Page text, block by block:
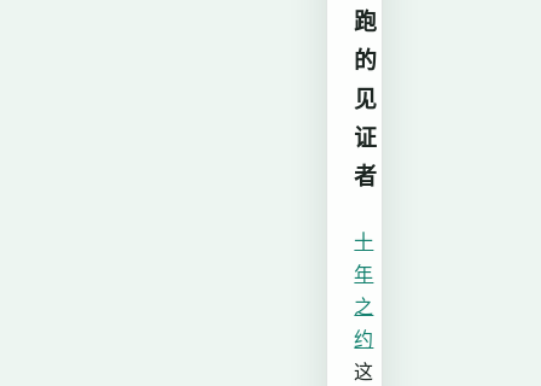
跑
的
见
证
者
十
年
之
约
这